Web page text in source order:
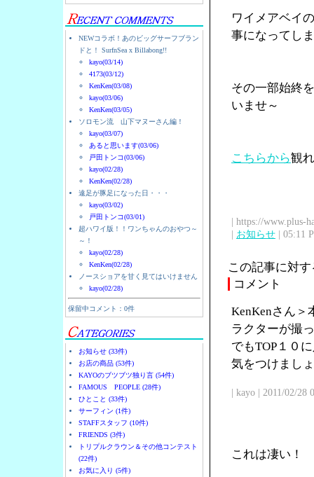
NEWコラボ！あのビッグサーフブラン
ドと！ SurfnSea x Billabong!!
kayo(03/14)
4173(03/12)
KenKen(03/08)
kayo(03/06)
KenKen(03/05)
ソロモン流 山下マヌーさん編！
kayo(03/07)
あると思います(03/06)
戸田トンコ(03/06)
kayo(02/28)
KenKen(02/28)
遠足が豚足になった日・・・
kayo(03/02)
戸田トンコ(03/01)
超ハワイ版！！ワンちゃんのおやつ～
～！
kayo(02/28)
KenKen(02/28)
ノースショアを甘く見てはいけません
kayo(02/28)
保留中コメント：0件
お知らせ (33件)
お店の商品 (53件)
KAYOのブツブツ独り言 (54件)
FAMOUS PEOPLE (28件)
ひとこと (33件)
サーフィン (1件)
STAFFスタッフ (10件)
FRIENDS (3件)
トリプルクラウン＆その他コンテスト
(22件)
お気に入り (5件)
ワイメアベイ
事になってし
その一部始終
いませ～
こちらから観
| https://www.plus-
| お知らせ | 05:11
この記事に対
コメント
KenKenさん＞
ラクターが撮
でもTOP１０
気をつけまし
| kayo | 2011/02/28
これは凄い！